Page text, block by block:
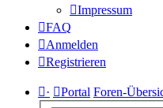
Impressum
FAQ
Anmelden
Registrieren
· Portal Foren-